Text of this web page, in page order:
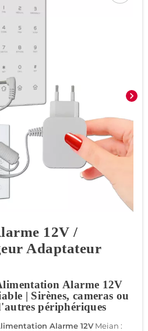
chevron_right
12V /
Adaptateur
Alarme 12V
| Sirènes, cameras ou
périphériques
Alarme 12VMeian :